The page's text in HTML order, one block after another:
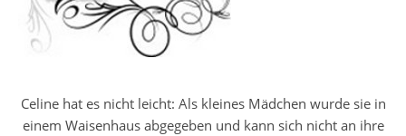
Celine hat es nicht leicht: Als kleines Mädchen wurde sie in
einem Waisenhaus abgegeben und kann sich nicht an ihre